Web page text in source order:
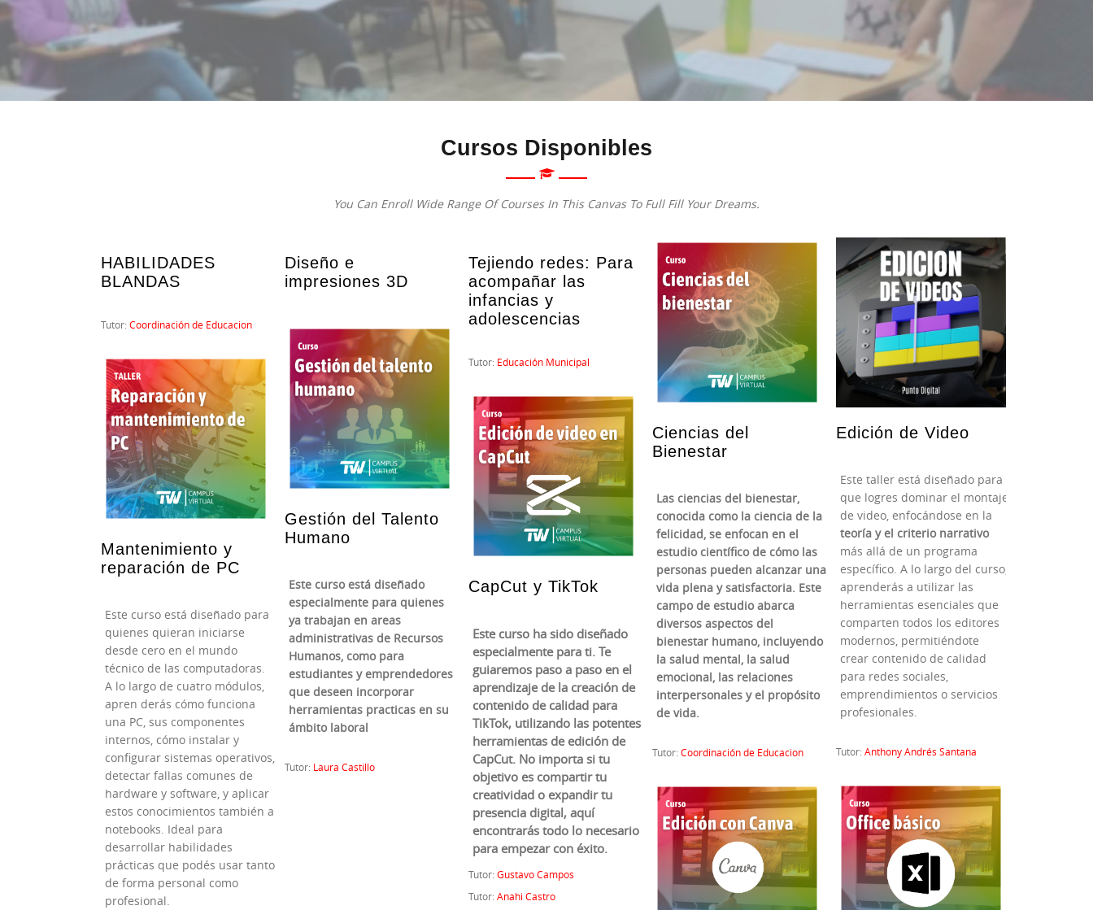
Cursos Disponibles
You Can Enroll Wide Range Of Courses In This Canvas To Full Fill Your Dreams.
HABILIDADES
BLANDAS
Tutor: Coordinación de Educacion
Mantenimiento y
reparación de PC
Este curso está diseñado para
quienes quieran iniciarse
desde cero en el mundo
técnico de las computadoras.
A lo largo de cuatro módulos,
apren derás cómo funciona
una PC, sus componentes
internos, cómo instalar y
configurar sistemas operativos,
detectar fallas comunes de
hardware y software, y aplicar
estos conocimientos también a
notebooks. Ideal para
desarrollar habilidades
prácticas que podés usar tanto
de forma personal como
profesional.
Diseño e
impresiones 3D
Gestión del Talento
Humano
Este curso está diseñado
especialmente para quienes
ya trabajan en areas
administrativas de Recursos
Humanos, como para
estudiantes y emprendedores
que deseen incorporar
herramientas practicas en su
ámbito laboral
Tutor: Laura Castillo
Tejiendo redes: Para
acompañar las
infancias y
adolescencias
Tutor: Educación Municipal
CapCut y TikTok
Este curso ha sido diseñado
especialmente para ti. Te
guiaremos paso a paso en el
aprendizaje de la creación de
contenido de calidad para
TikTok, utilizando las potentes
herramientas de edición de
CapCut. No importa si tu
objetivo es compartir tu
creatividad o expandir tu
presencia digital, aquí
encontrarás todo lo necesario
para empezar con éxito.
Tutor: Gustavo Campos
Tutor: Anahi Castro
Ciencias del
Bienestar
Las ciencias del bienestar,
conocida como la ciencia de la
felicidad, se enfocan en el
estudio científico de cómo las
personas pueden alcanzar una
vida plena y satisfactoria. Este
campo de estudio abarca
diversos aspectos del
bienestar humano, incluyendo
la salud mental, la salud
emocional, las relaciones
interpersonales y el propósito
de vida.
Tutor: Coordinación de Educacion
Edición de Video
Este taller está diseñado para
que logres dominar el montaje
de video, enfocándose en la
teoría y el criterio narrativo
más allá de un programa
específico. A lo largo del curso,
aprenderás a utilizar las
herramientas esenciales que
comparten todos los editores
modernos, permitiéndote
crear contenido de calidad
para redes sociales,
emprendimientos o servicios
profesionales.
Tutor: Anthony Andrés Santana